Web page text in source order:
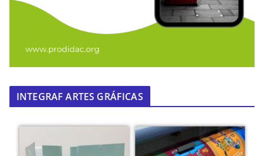
INTEGRAF ARTES GRÁFICAS